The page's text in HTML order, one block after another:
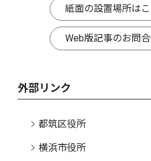
紙面の設置場所は
Web版記事のお問
外部リンク
都筑区役所
横浜市役所